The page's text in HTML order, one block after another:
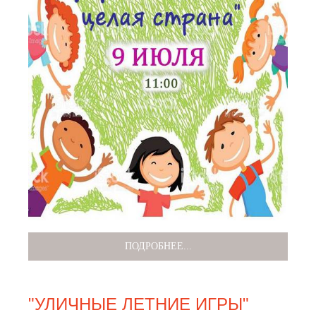
ПОДРОБНЕЕ...
"УЛИЧНЫЕ ЛЕТНИЕ ИГРЫ"